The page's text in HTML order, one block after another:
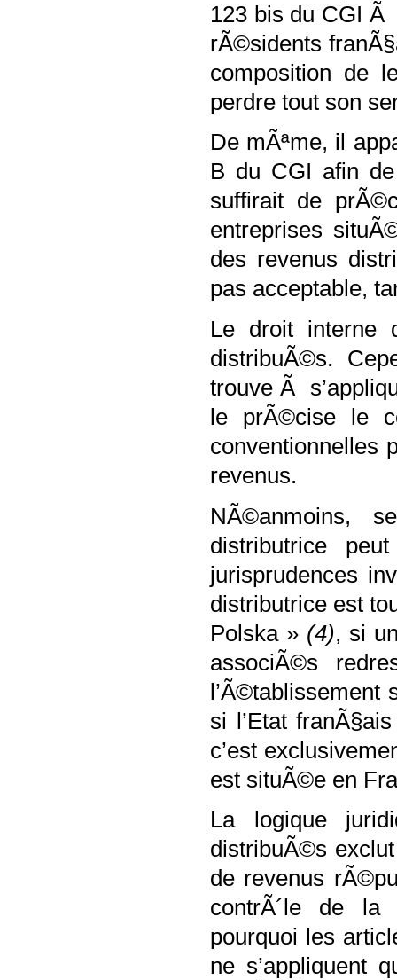
123 bis du CGI Ã
rÃ©sidents
composition de
perdre tout son
De mÃªme, il
B du CGI afin
suffirait de
entreprises
des revenus
pas acceptable,
Le droit interne
distribuÃ©s.
trouve Ã
le prÃ©cise le
conventionnelles
revenus.
NÃ©anmoins,
distributrice
jurisprudences
distributrice est
Polska » (4), si
associÃ©s
l’Ã©tablissement
si l’Etat
c’est
est situÃ©e en
La logique
distribuÃ©s
de revenus
contrÃ´le de la
pourquoi les
ne s’appliquent